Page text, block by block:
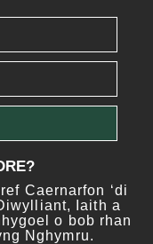
Caernarfon ‘di
Iaith a
o bob rhan
Nghymru.